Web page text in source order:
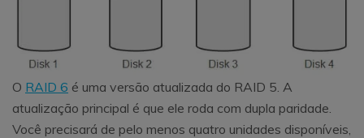
O RAID 6 é uma versão atualizada do RAID 5. A
atualização principal é que ele roda com dupla paridade.
Você precisará de pelo menos quatro unidades disponíveis,